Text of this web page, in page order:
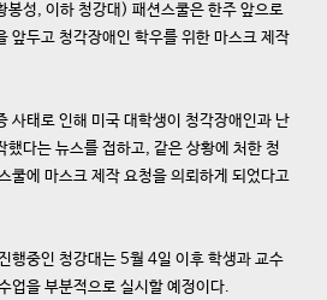
봉성, 이하 청강대) 패션스쿨은 한주 앞으로
앞두고 청각장애인 학우를 위한 마스크 제작
사태로 인해 미국 대학생이 청각장애인과 난
했다는 뉴스를 접하고, 같은 상황에 처한 청
쿨에 마스크 제작 요청을 의뢰하게 되었다고
행중인 청강대는 5월 4일 이후 학생과 교수
업을 부분적으로 실시할 예정이다.